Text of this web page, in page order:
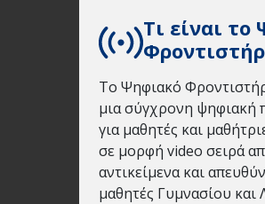
Τι είναι
Το Ψηφιακό
μια σύγχρονη ψηφιακή
για μαθητές και
σε μορφή video σειρά
αντικείμενα και
μαθητές Γυμνασίου και